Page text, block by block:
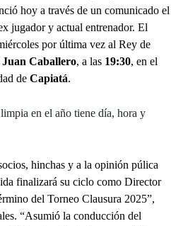
hoy a través de un comunicado el
jugador y actual entrenador. El
por última vez al Rey de
Juan Caballero, a las 19:30, en el
de Capiatá.
en el año tiene día, hora y
hinchas y a la opinión púlica
finalizará su ciclo como Director
del Torneo Clausura 2025”,
“Asumió la conducción del